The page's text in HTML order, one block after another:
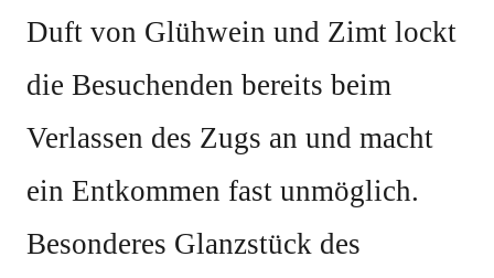
Duft von Glühwein und Zimt lockt
die Besuchenden bereits beim
Verlassen des Zugs an und macht
ein Entkommen fast unmöglich.
Besonderes Glanzstück des